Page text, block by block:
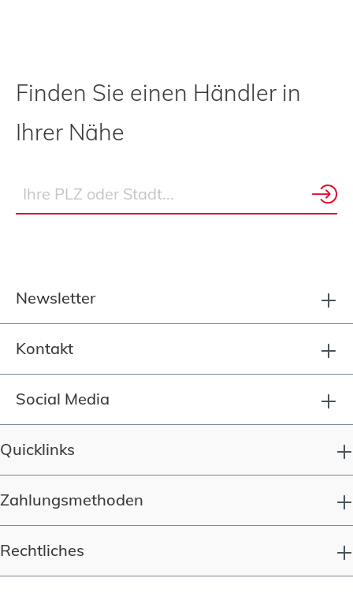
Finden Sie einen Händler in
Ihrer Nähe
Newsletter
Kontakt
Social Media
Quicklinks
Zahlungsmethoden
Rechtliches